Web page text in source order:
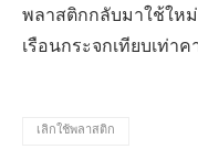
พลาสติกกลับมาใช้ให
เรือนกระจกเทียบเท่า
เลิกใช้พลาสติก